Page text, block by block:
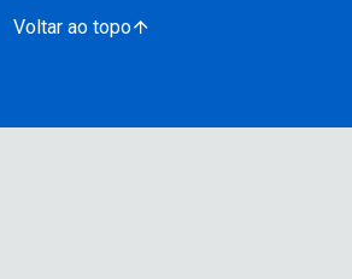
Voltar ao topo